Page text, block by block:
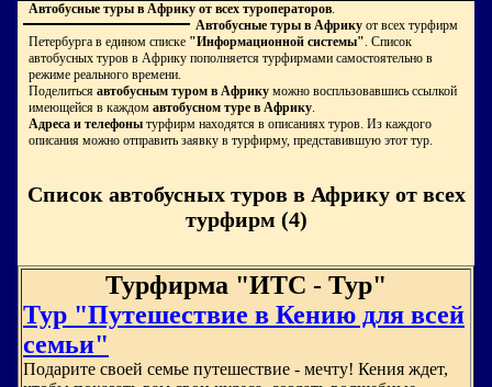
Автобусные туры в Африку от всех туроператоров.
Автобусные туры в Африку от всех турфирм
Петербурга в едином списке "Информационной системы". Список
автобусных туров в Африку пополняется турфирмами самостоятельно в
режиме реального времени.
Поделиться автобусным туром в Африку можно воспльзовавшись ссылкой
имеющейся в каждом автобусном туре в Африку.
Адреса и телефоны турфирм находятся в описаниях туров. Из каждого
описания можно отправить заявку в турфирму, представившую этот тур.
Список автобусных туров в Африку от всех
турфирм (4)
Турфирма "ИТС - Тур"
Тур "Путешествие в Кению для всей
семьи"
Подарите своей семье путешествие - мечту! Кения ждет,